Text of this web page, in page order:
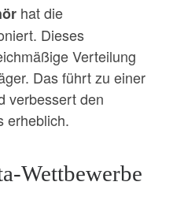
hat die
Dieses
Verteilung
Das führt zu einer
verbessert den
erheblich.
Wettbewerbe